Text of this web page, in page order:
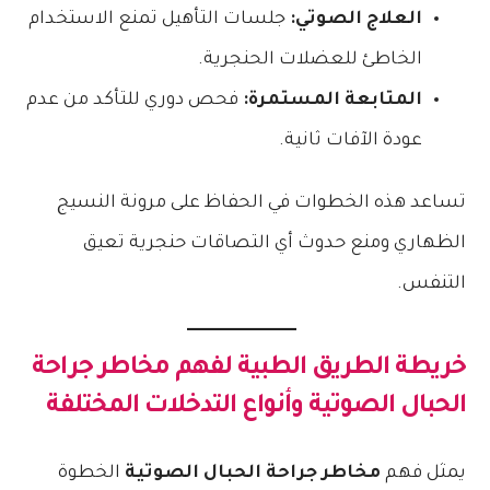
العلاج الصوتي: جلسات التأهيل تمنع الاستخدام
الخاطئ للعضلات الحنجرية.
المتابعة المستمرة: فحص دوري للتأكد من عدم
عودة الآفات ثانية.
تساعد هذه الخطوات في الحفاظ على مرونة النسيج
الظهاري ومنع حدوث أي التصاقات حنجرية تعيق
التنفس.
خريطة الطريق الطبية لفهم مخاطر جراحة
الحبال الصوتية وأنواع التدخلات المختلفة
يمثل فهم مخاطر جراحة الحبال الصوتية الخطوة